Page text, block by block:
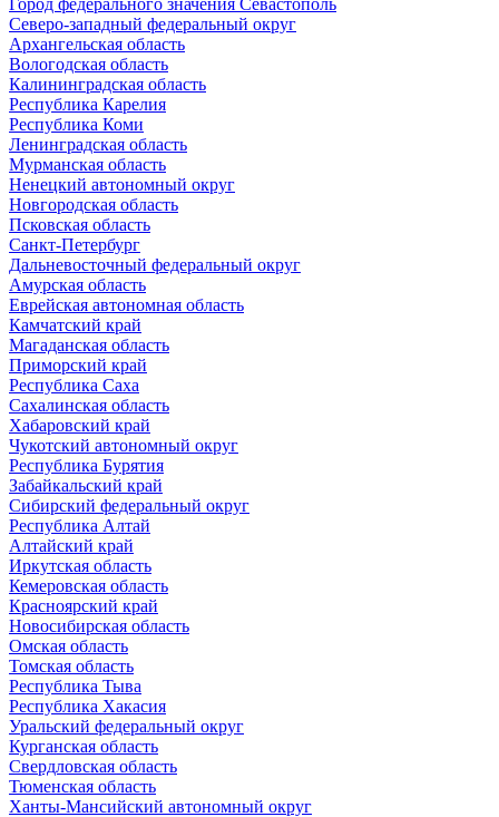
Город федерального значения Севастополь
Северо-западный федеральный округ
Архангельская область
Вологодская область
Калининградская область
Республика Карелия
Республика Коми
Ленинградская область
Мурманская область
Ненецкий автономный округ
Новгородская область
Псковская область
Санкт-Петербург
Дальневосточный федеральный округ
Амурская область
Еврейская автономная область
Камчатский край
Магаданская область
Приморский край
Республика Саха
Сахалинская область
Хабаровский край
Чукотский автономный округ
Республика Бурятия
Забайкальский край
Сибирский федеральный округ
Республика Алтай
Алтайский край
Иркутская область
Кемеровская область
Красноярский край
Новосибирская область
Омская область
Томская область
Республика Тыва
Республика Хакасия
Уральский федеральный округ
Курганская область
Свердловская область
Тюменская область
Ханты-Мансийский автономный округ